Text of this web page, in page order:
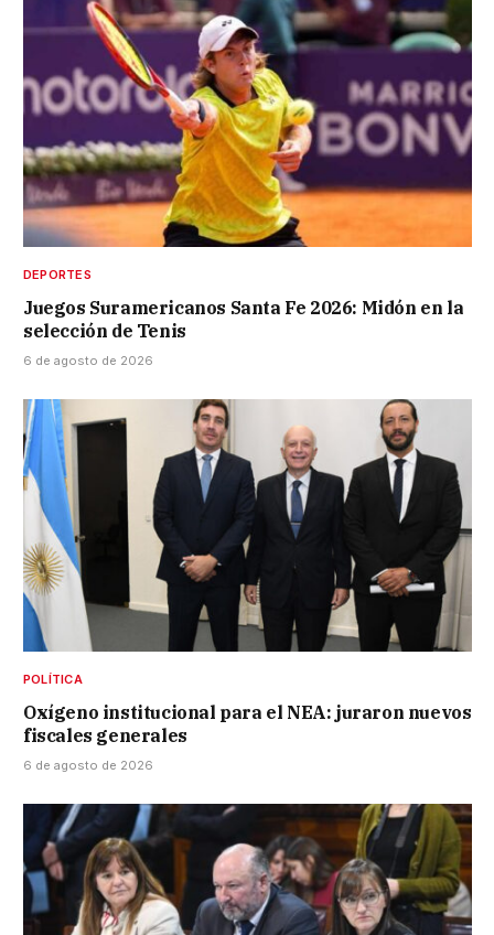
DEPORTES
Juegos Suramericanos Santa Fe 2026: Midón en la
selección de Tenis
6 de agosto de 2026
POLÍTICA
Oxígeno institucional para el NEA: juraron nuevos
fiscales generales
6 de agosto de 2026